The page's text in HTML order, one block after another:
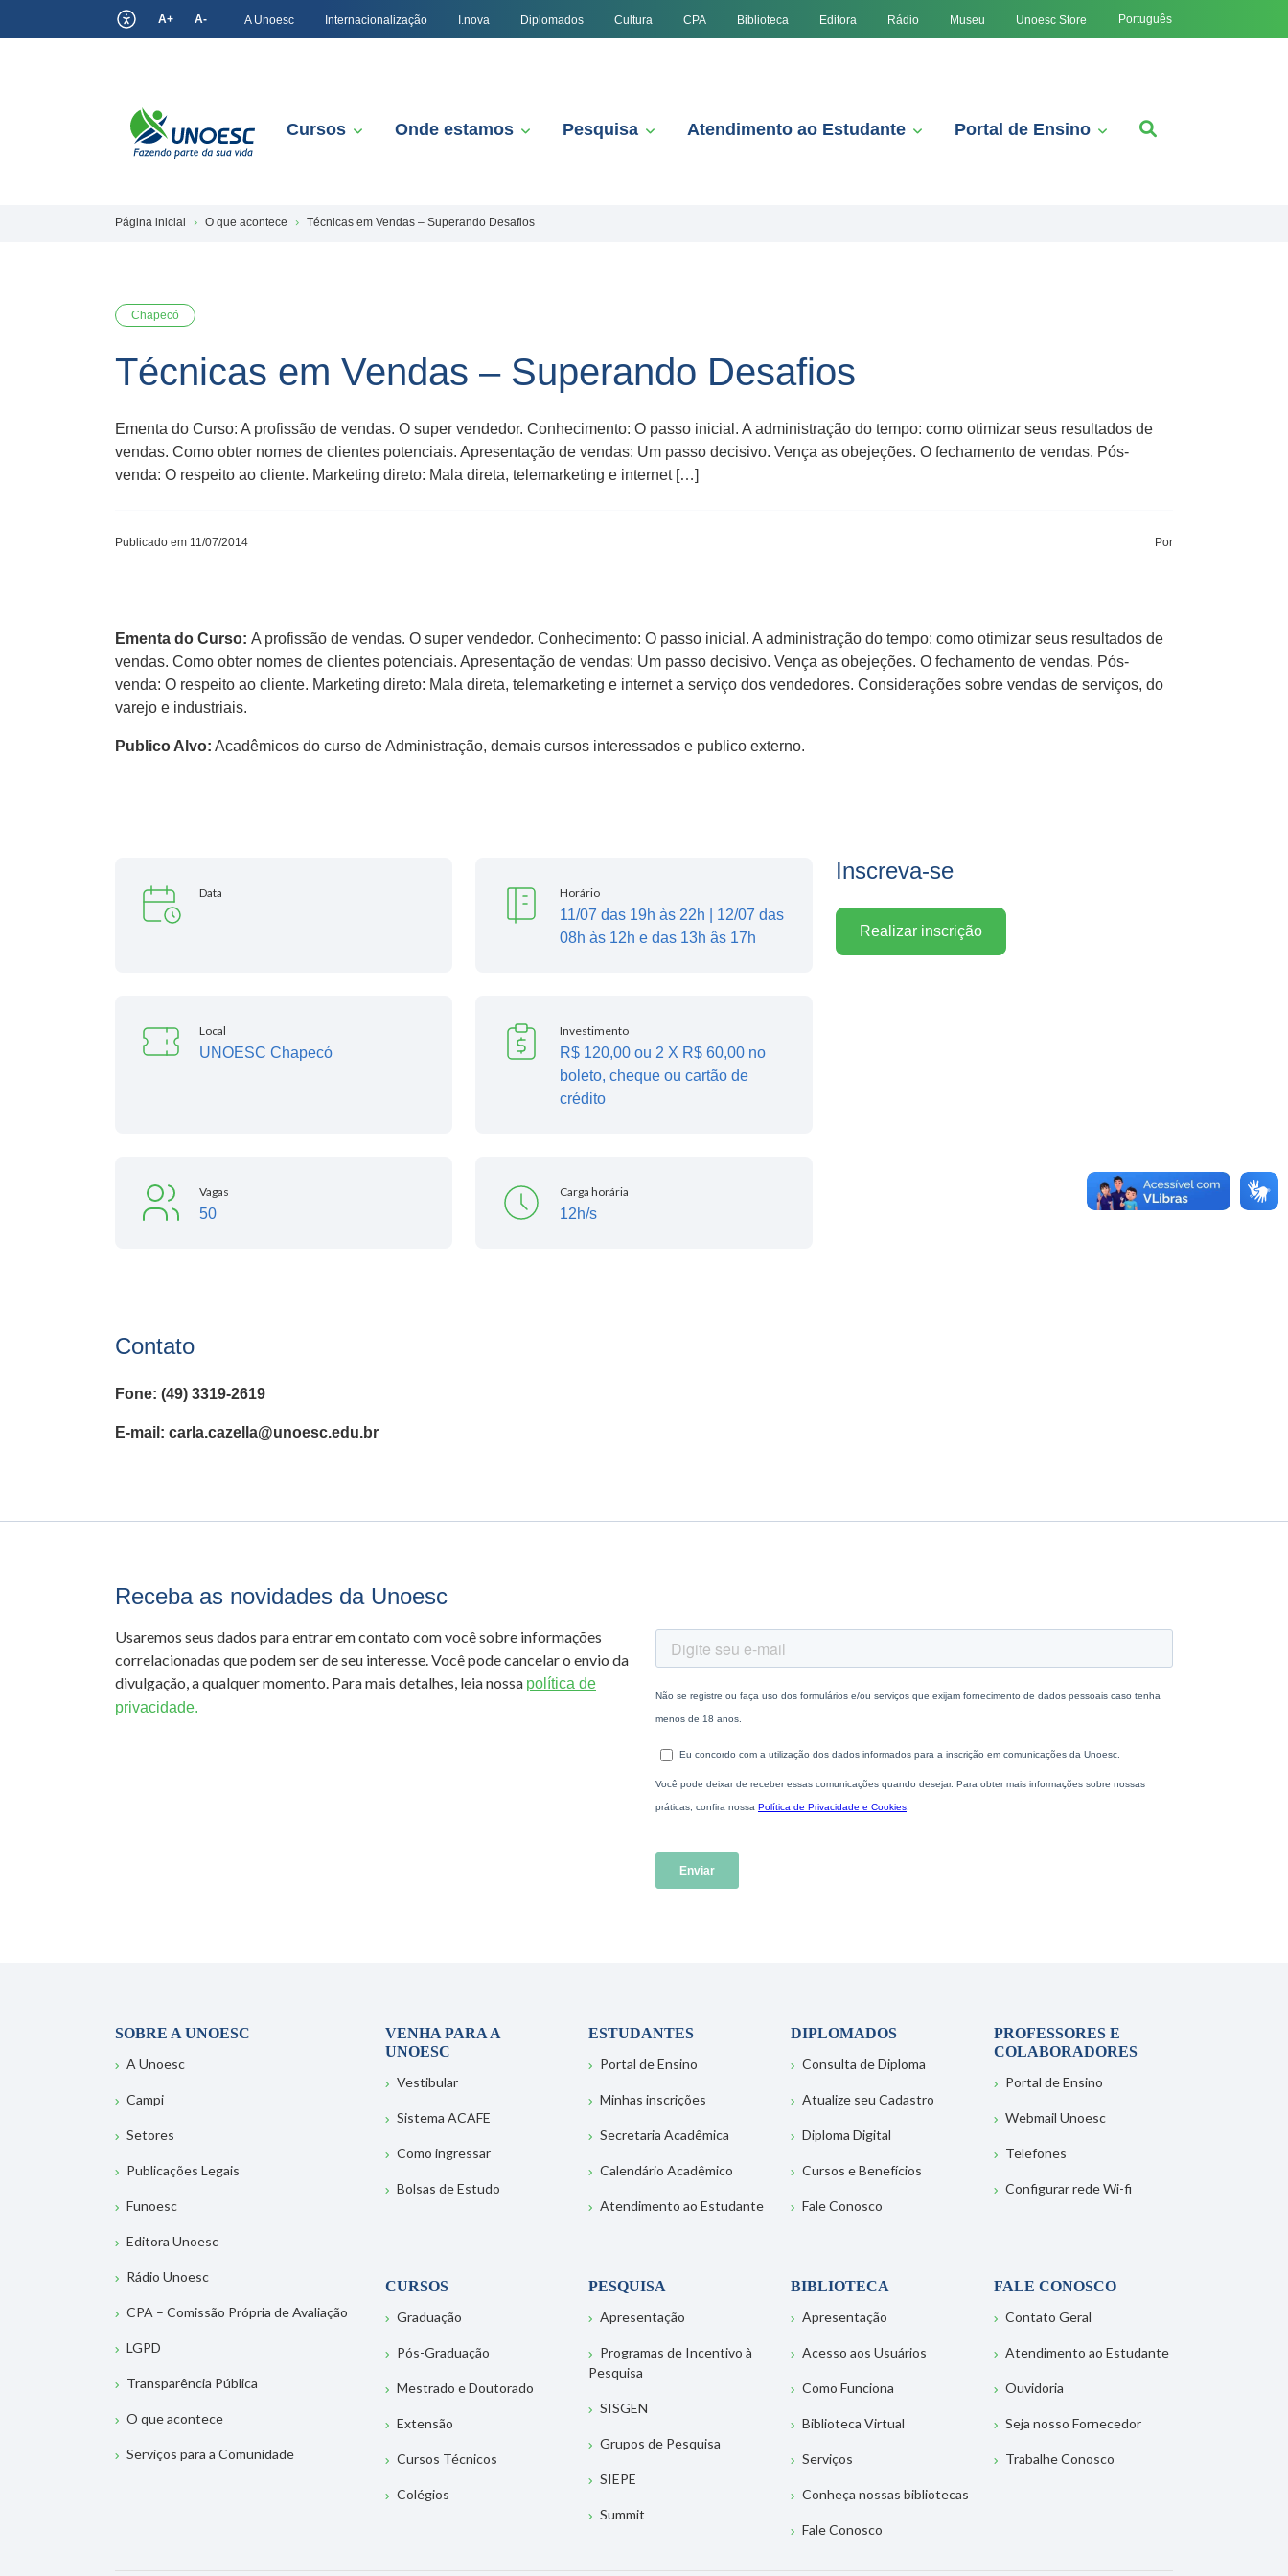
A+ A- A Unoesc Internacionalização I.nova Diplomados Cultura CPA Biblioteca Editora Rádio Museu Unoesc Store Português
Cursos Onde estamos Pesquisa Atendimento ao Estudante Portal de Ensino
Página inicial O que acontece Técnicas em Vendas – Superando Desafios
Chapecó
Técnicas em Vendas – Superando Desafios
Ementa do Curso: A profissão de vendas. O super vendedor. Conhecimento: O passo inicial. A administração do tempo: como otimizar seus resultados de
vendas. Como obter nomes de clientes potenciais. Apresentação de vendas: Um passo decisivo. Vença as obejeções. O fechamento de vendas. Pós-
venda: O respeito ao cliente. Marketing direto: Mala direta, telemarketing e internet […]
Publicado em 11/07/2014 Por
Ementa do Curso: A profissão de vendas. O super vendedor. Conhecimento: O passo inicial. A administração do tempo: como otimizar seus resultados de
vendas. Como obter nomes de clientes potenciais. Apresentação de vendas: Um passo decisivo. Vença as obejeções. O fechamento de vendas. Pós-
venda: O respeito ao cliente. Marketing direto: Mala direta, telemarketing e internet a serviço dos vendedores. Considerações sobre vendas de serviços, do
varejo e industriais.
Publico Alvo: Acadêmicos do curso de Administração, demais cursos interessados e publico externo.
Data Horário
11/07 das 19h às 22h | 12/07 das
08h às 12h e das 13h âs 17h
Local
UNOESC Chapecó
Investimento
R$ 120,00 ou 2 X R$ 60,00 no
boleto, cheque ou cartão de
crédito
Vagas
50
Carga horária
12h/s
Inscreva-se
Realizar inscrição
Contato
Fone: (49) 3319-2619
E-mail: carla.cazella@unoesc.edu.br
Receba as novidades da Unoesc
Usaremos seus dados para entrar em contato com você sobre informações
correlacionadas que podem ser de seu interesse. Você pode cancelar o envio da
divulgação, a qualquer momento. Para mais detalhes, leia nossa política de
privacidade.
SOBRE A UNOESC
A Unoesc
Campi
Setores
Publicações Legais
Funoesc
Editora Unoesc
Rádio Unoesc
CPA – Comissão Própria de Avaliação
LGPD
Transparência Pública
O que acontece
Serviços para a Comunidade
VENHA PARA A
UNOESC
Vestibular
Sistema ACAFE
Como ingressar
Bolsas de Estudo
ESTUDANTES
Portal de Ensino
Minhas inscrições
Secretaria Acadêmica
Calendário Acadêmico
Atendimento ao Estudante
DIPLOMADOS
Consulta de Diploma
Atualize seu Cadastro
Diploma Digital
Cursos e Benefícios
Fale Conosco
PROFESSORES E
COLABORADORES
Portal de Ensino
Webmail Unoesc
Telefones
Configurar rede Wi-fi
CURSOS
Graduação
Pós-Graduação
Mestrado e Doutorado
Extensão
Cursos Técnicos
Colégios
PESQUISA
Apresentação
Programas de Incentivo à
Pesquisa
SISGEN
Grupos de Pesquisa
SIEPE
Summit
BIBLIOTECA
Apresentação
Acesso aos Usuários
Como Funciona
Biblioteca Virtual
Serviços
Conheça nossas bibliotecas
Fale Conosco
FALE CONOSCO
Contato Geral
Atendimento ao Estudante
Ouvidoria
Seja nosso Fornecedor
Trabalhe Conosco